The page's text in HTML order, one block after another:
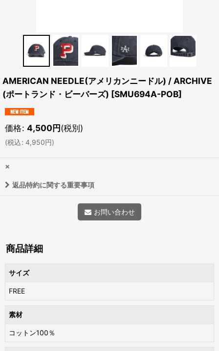
AMERICAN NEEDLE(アメリカンニードル) / ARCHIVE
(ポートランド・ビーバーズ) [SMU694A-POB]
価格: 4,500円(税別)
(税込: 4,950円)
×
返品特約に関する重要事項
お問い合わせ
商品詳細
サイズ
FREE
素材
コットン100％